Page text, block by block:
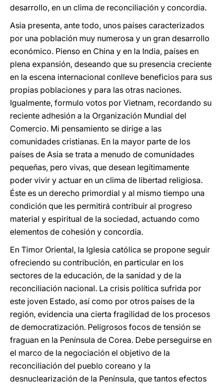
desarrollo, en un clima de reconciliación y concordia.
Asia presenta, ante todo, unos países caracterizados
por una población muy numerosa y un gran desarrollo
económico. Pienso en China y en la India, países en
plena expansión, deseando que su presencia creciente
en la escena internacional conlleve beneficios para sus
propias poblaciones y para las otras naciones.
Igualmente, formulo votos por Vietnam, recordando su
reciente adhesión a la Organización Mundial del
Comercio. Mi pensamiento se dirige a las
comunidades cristianas. En la mayor parte de los
países de Asia se trata a menudo de comunidades
pequeñas, pero vivas, que desean legítimamente
poder vivir y actuar en un clima de libertad religiosa.
Éste es un derecho primordial y al mismo tiempo una
condición que les permitirá contribuir al progreso
material y espiritual de la sociedad, actuando como
elementos de cohesión y concordia.
En Timor Oriental, la Iglesia católica se propone seguir
ofreciendo su contribución, en particular en los
sectores de la educación, de la sanidad y de la
reconciliación nacional. La crisis política sufrida por
este joven Estado, así como por otros países de la
región, evidencia una cierta fragilidad de los procesos
de democratización. Peligrosos focos de tensión se
fraguan en la Península de Corea. Debe perseguirse en
el marco de la negociación el objetivo de la
reconciliación del pueblo coreano y la
desnuclearización de la Península, que tantos efectos